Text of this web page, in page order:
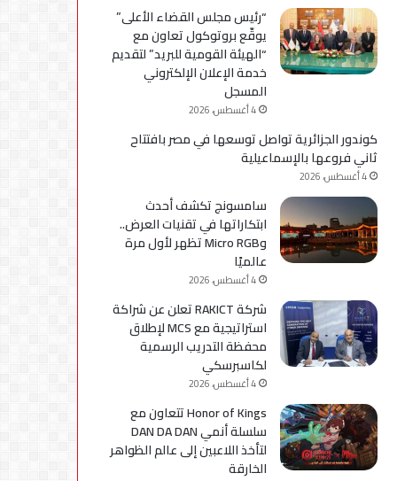
“رئيس مجلس القضاء الأعلى”
يوقّع بروتوكول تعاون مع
“الهيئة القومية للبريد” لتقديم
خدمة الإعلان الإلكتروني
المسجل
4 أغسطس، 2026
كوندور الجزائرية تواصل توسعها في مصر بافتتاح
ثاني فروعها بالإسماعيلية
4 أغسطس، 2026
سامسونج تكشف أحدث
ابتكاراتها في تقنيات العرض..
وMicro RGB تظهر لأول مرة
عالميًا
4 أغسطس، 2026
شركة RAKICT تعلن عن شراكة
استراتيجية مع MCS لإطلاق
محفظة التدريب الرسمية
لكاسبرسكي
4 أغسطس، 2026
Honor of Kings تتعاون مع
سلسلة أنمي DAN DA DAN
لتأخذ اللاعبين إلى عالم الظواهر
الخارقة